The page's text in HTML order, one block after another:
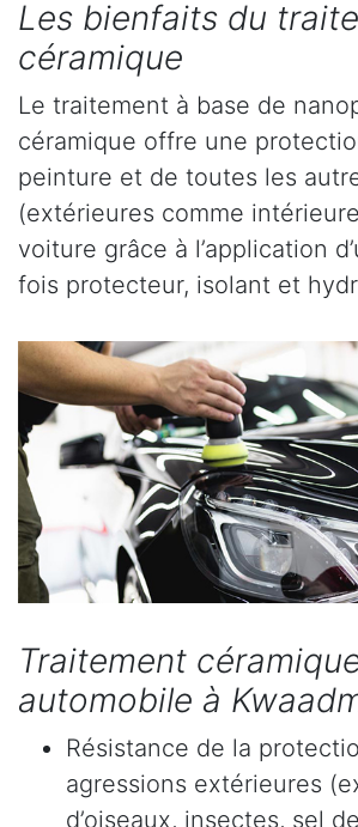
Les bienfaits du
céramique
Le traitement à base de
céramique offre une
peinture et de toutes les
(extérieures comme
voiture grâce à l’application
fois protecteur, isolant et
Traitement
automobile à
Résistance de la
agressions extérieures
d’oiseaux, insectes, sel de